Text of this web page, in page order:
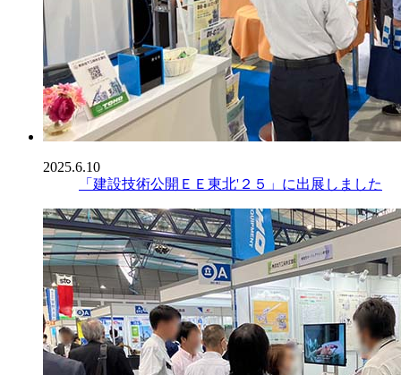
2025.6.10
「建設技術公開ＥＥ東北'２５」に出展しました